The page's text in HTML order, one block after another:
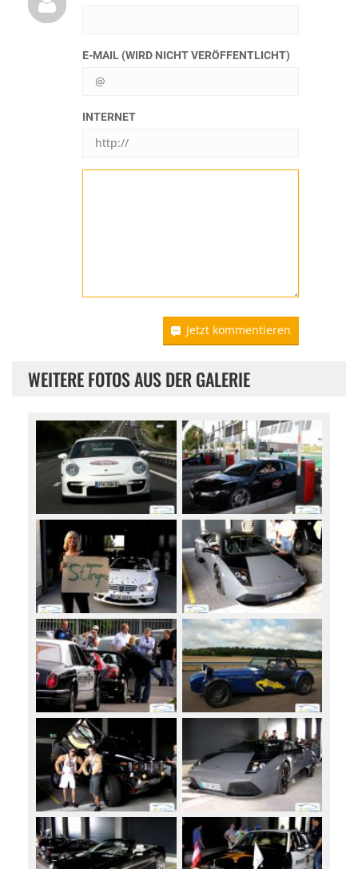
E-MAIL (WIRD NICHT VERÖFFENTLICHT)
INTERNET
Jetzt kommentieren
WEITERE FOTOS AUS DER GALERIE